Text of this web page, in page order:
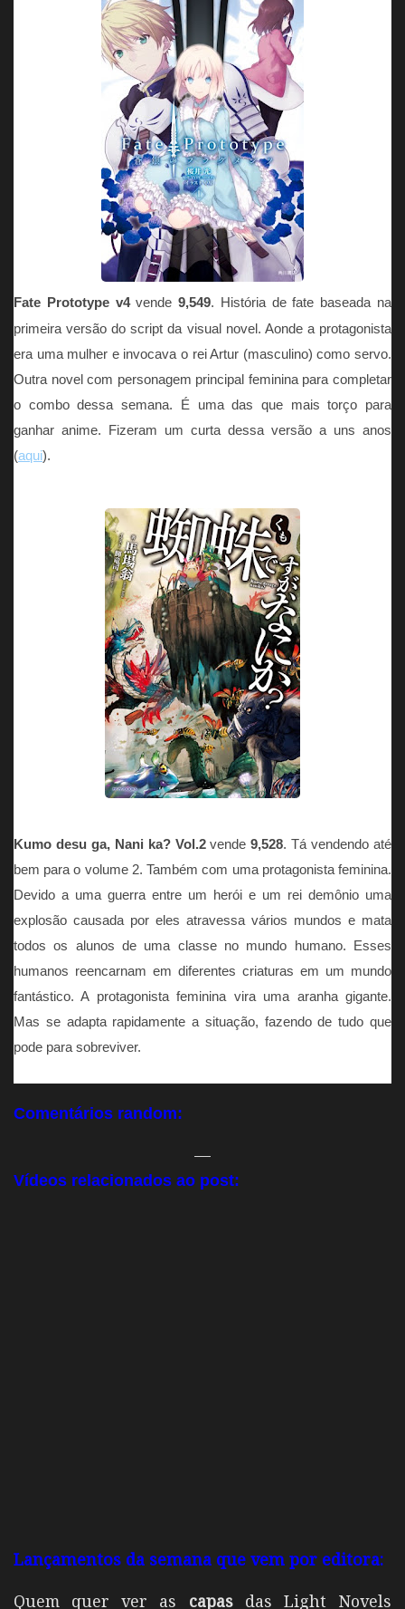
Fate Prototype v4vende9,549. História de fate baseada na
primeira versão do script da visual novel. Aonde a protagonista
era uma mulher e invocava o rei Artur (masculino) como servo.
Outra novel com personagem principal feminina para completar
o combo dessa semana. É uma das que mais torço para
ganhar anime. Fizeram um curta dessa versão a uns anos
(aqui).
Kumo desu ga, Nani ka? Vol.2vende9,528. Tá vendendo até
bem para o volume 2. Também com uma protagonista feminina.
Devido a uma guerra entre um herói e um rei demônio uma
explosão causada por eles atravessa vários mundos e mata
todos os alunos de uma classe no mundo humano. Esses
humanos reencarnam em diferentes criaturas em um mundo
fantástico. A protagonista feminina vira uma aranha gigante.
Mas se adapta rapidamente a situação, fazendo de tudo que
pode para sobreviver.
Comentários random:
—
Vídeos relacionados ao post:
Lançamentos da semana que vem por editora:
Quem quer ver as capas das Light Novels